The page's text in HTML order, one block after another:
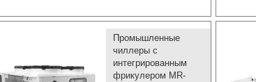
Промышленные
чиллеры с
интегрированным
фрикулером MR-